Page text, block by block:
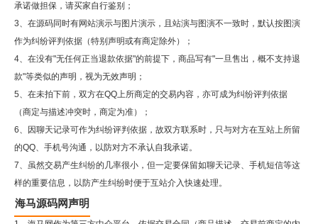
承诺做担保，请买家自行鉴别；
3、在源码同时有网站演示与图片演示，且站演与图演不一致时，默认按图演
作为纠纷评判依据（特别声明或有商定除外）；
4、在没有"无任何正当退款依据"的前提下，商品写有"一旦售出，概不支持退
款"等类似的声明，视为无效声明；
5、在未拍下前，双方在QQ上所商定的交易内容，亦可成为纠纷评判依据
（商定与描述冲突时，商定为准）；
6、因聊天记录可作为纠纷评判依据，故双方联系时，只与对方在互站上所留
的QQ、手机号沟通，以防对方不承认自我承诺。
7、虽然交易产生纠纷的几率很小，但一定要保留如聊天记录、手机短信等这
样的重要信息，以防产生纠纷时便于互站介入快速处理。
海马源码网声明